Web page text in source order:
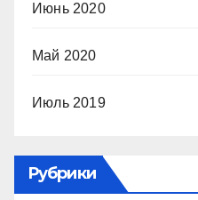
Июнь 2020
Май 2020
Июль 2019
Рубрики